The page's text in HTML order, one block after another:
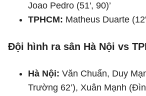
Joao Pedro (51', 90)’
TPHCM: Matheus Duarte
Đội hình ra sân Hà Nội vs
Hà Nội: Văn Chuẩn, Duy
Trường 62’), Xuân Mạnh